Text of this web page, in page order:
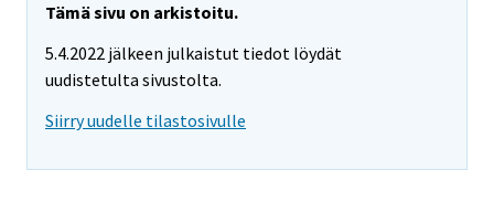
Tämä sivu on arkistoitu.
5.4.2022 jälkeen julkaistut tiedot löydät
uudistetulta sivustolta.
Siirry uudelle tilastosivulle